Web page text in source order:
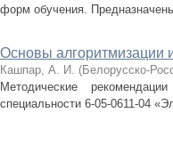
форм обучения.
Основы алгоритмизации
Кашпар, А. И. (Белорусско-
Методические
специальности 6-05-0611-04